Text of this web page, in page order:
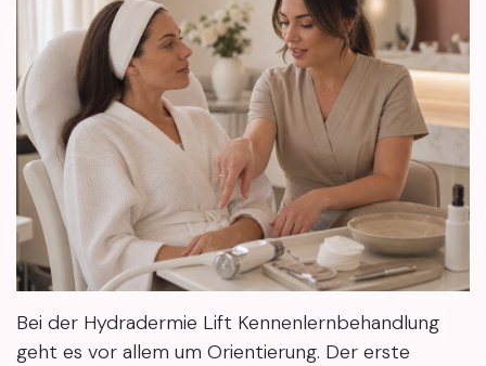
Bei der Hydradermie Lift Kennenlernbehandlung
geht es vor allem um Orientierung. Der erste